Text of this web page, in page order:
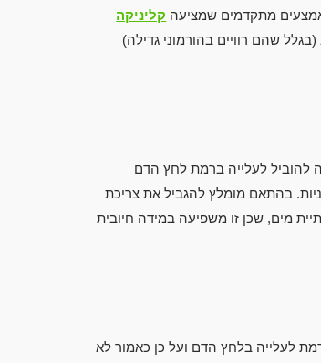
מתקדמים שמציעה קליניקה
שהם רוויים בהורמוני גדילה)
להוביל לעלייה ברמת לחץ הדם
בהתאם מומלץ להגביל את צריכת
בשתיית מים, שכן זו משפיעה במידה חיובית
לעלייה בלחץ הדם ועל כן כאמור לא